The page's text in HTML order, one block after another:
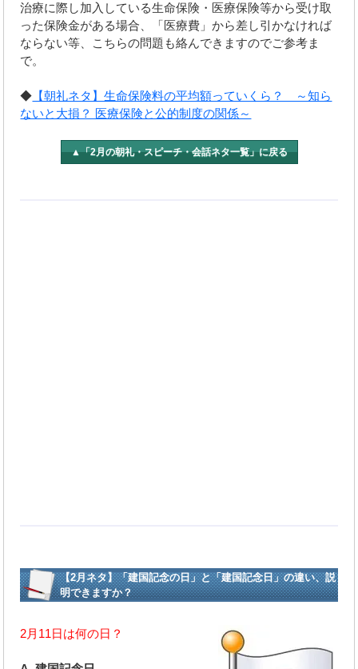
治療に際し加入している生命保険・医療保険等から受け取
った保険金がある場合、「医療費」から差し引かなければ
ならない等、こちらの問題も絡んできますのでご参考ま
で。
◆ 【朝礼ネタ】生命保険料の平均額っていくら？ ～知ら
ないと大損？ 医療保険と公的制度の関係～
▲「2月の朝礼・スピーチ・会話ネタ一覧」に戻る
【2月ネタ】「建国記念の日」と「建国記念日」の違い、説
明できますか？
2月11日は何の日？